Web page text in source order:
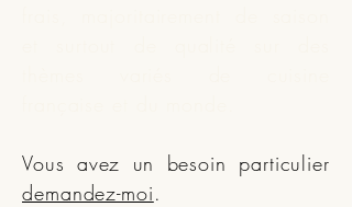
Vous avez un besoin particulier
demandez-moi.